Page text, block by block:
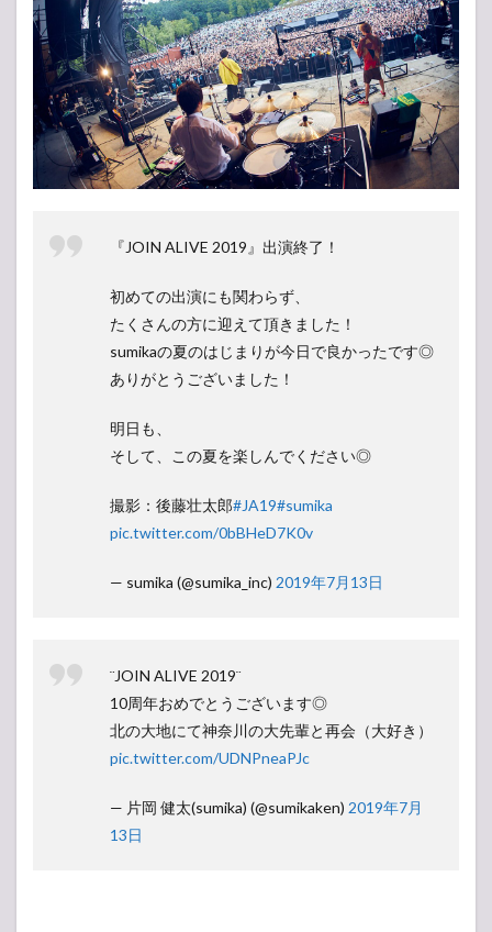
『JOIN ALIVE 2019』出演終了！
初めての出演にも関わらず、
たくさんの方に迎えて頂きました！
sumikaの夏のはじまりが今日で良かったです◎
ありがとうございました！
明日も、
そして、この夏を楽しんでください◎
撮影：後藤壮太郎#JA19#sumika
pic.twitter.com/0bBHeD7K0v
— sumika (@sumika_inc) 2019年7月13日
¨JOIN ALIVE 2019¨
10周年おめでとうございます◎
北の大地にて神奈川の大先輩と再会（大好き）
pic.twitter.com/UDNPneaPJc
— 片岡 健太(sumika) (@sumikaken) 2019年7月
13日